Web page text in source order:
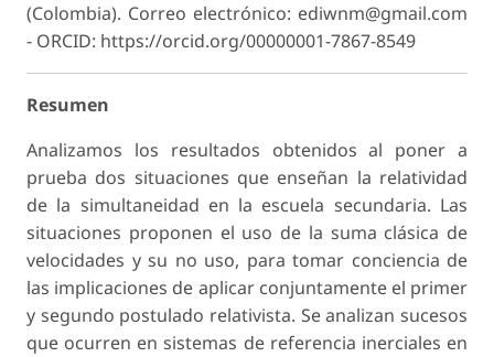
(Colombia). Correo electrónico: ediwnm@gmail.com
- ORCID: https://orcid.org/0000­0001-7867-8549
Resumen
Analizamos los resultados obtenidos al poner a
prueba dos situaciones que enseñan la relatividad
de la simultaneidad en la escuela secundaria. Las
situaciones proponen el uso de la suma clásica de
velocidades y su no uso, para tomar conciencia de
las implicaciones de aplicar conjuntamente el primer
y segundo postulado relativista. Se analizan sucesos
que ocurren en sistemas de referencia inerciales en